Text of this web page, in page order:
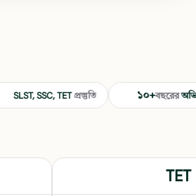
SLST, SSC, TETপ্রস্তুতি বছরেরঅভিজ্ঞতা
TET